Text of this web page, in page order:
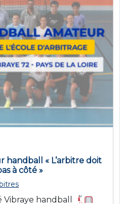
handball « L’arbitre doit
à côté »
Vibraye handball